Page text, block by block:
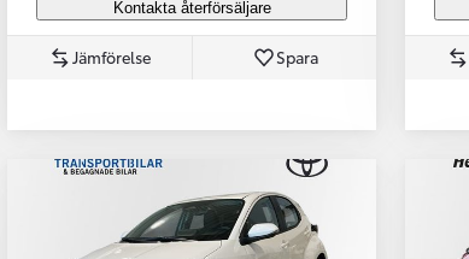
Kontakta återförsäljare
Jämförelse Spara